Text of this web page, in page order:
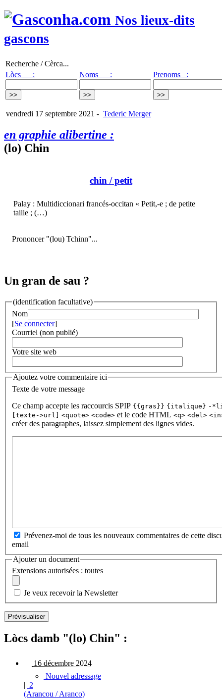
Nos lieux-dits
gascons
Recherche / Cèrca...
Lòcs :
Noms : Prenoms :
vendredi 17 septembre 2021 - Tederic Merger
en graphie alibertine :
(lo) Chin
chin / petit
Palay : Multidiccionari francés-occitan « Petit,-e ; de petite
taille ; (…)
Prononcer "(lou) Tchinn"...
Un gran de sau ?
(identification facultative)
Nom
[Se connecter]
Courriel (non publié)
Votre site web
Ajoutez votre commentaire ici
Texte de votre message
Ce champ accepte les raccourcis SPIP {{gras}} {italique} -
[texte->url] <quote> <code> et le code HTML <q> <del>
créer des paragraphes, laissez simplement des lignes vides.
Prévenez-moi de tous les nouveaux commentaires de cette
email
Ajouter un document
Extensions autorisées : toutes
Je veux recevoir la Newsletter
Lòcs damb "(lo) Chin" :
16 décembre 2024
Nouvel adressage
| 2
(Arancou / Aranco)